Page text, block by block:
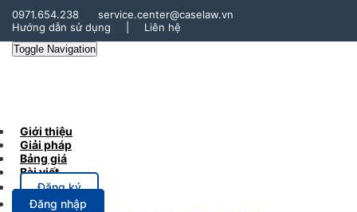
0971.654.238
service.center@caselaw.vn
Hướng dẫn sử dụng
Liên hệ
Toggle Navigation
Giới thiệu
Giải pháp
Bảng giá
Bài viết
Đăng ký
Đăng nhập